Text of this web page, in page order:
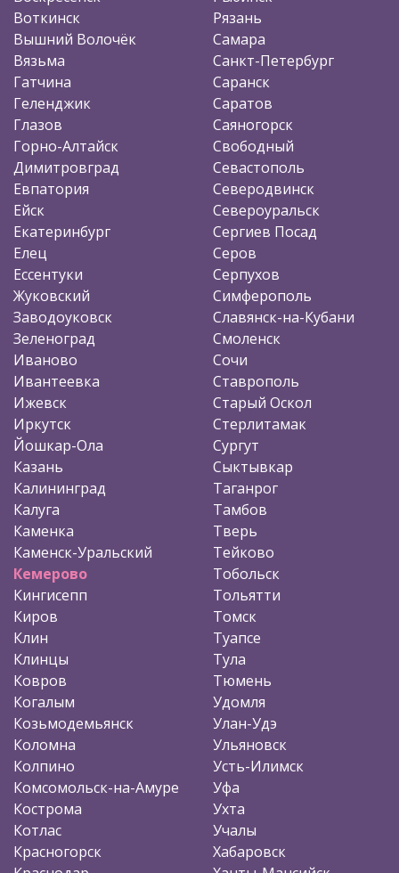
Воткинск
Вышний Волочёк
Вязьма
Гатчина
Геленджик
Глазов
Горно-Алтайск
Димитровград
Евпатория
Ейск
Екатеринбург
Елец
Ессентуки
Жуковский
Заводоуковск
Зеленоград
Иваново
Ивантеевка
Ижевск
Иркутск
Йошкар-Ола
Казань
Калининград
Калуга
Каменка
Каменск-Уральский
Кемерово
Кингисепп
Киров
Клин
Клинцы
Ковров
Когалым
Козьмодемьянск
Коломна
Колпино
Комсомольск-на-Амуре
Кострома
Котлас
Красногорск
Рязань
Самара
Санкт-Петербург
Саранск
Саратов
Саяногорск
Свободный
Севастополь
Северодвинск
Североуральск
Сергиев Посад
Серов
Серпухов
Симферополь
Славянск-на-Кубани
Смоленск
Сочи
Ставрополь
Старый Оскол
Стерлитамак
Сургут
Сыктывкар
Таганрог
Тамбов
Тверь
Тейково
Тобольск
Тольятти
Томск
Туапсе
Тула
Тюмень
Удомля
Улан-Удэ
Ульяновск
Усть-Илимск
Уфа
Ухта
Учалы
Хабаровск